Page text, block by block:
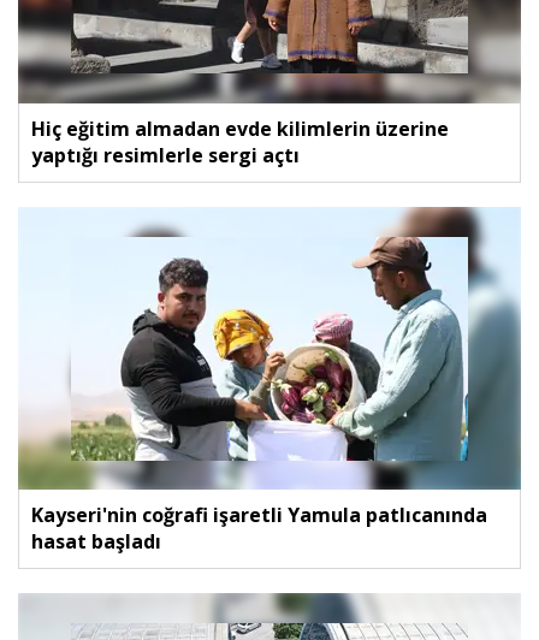
Hiç eğitim almadan evde kilimlerin üzerine
yaptığı resimlerle sergi açtı
Kayseri'nin coğrafi işaretli Yamula patlıcanında
hasat başladı